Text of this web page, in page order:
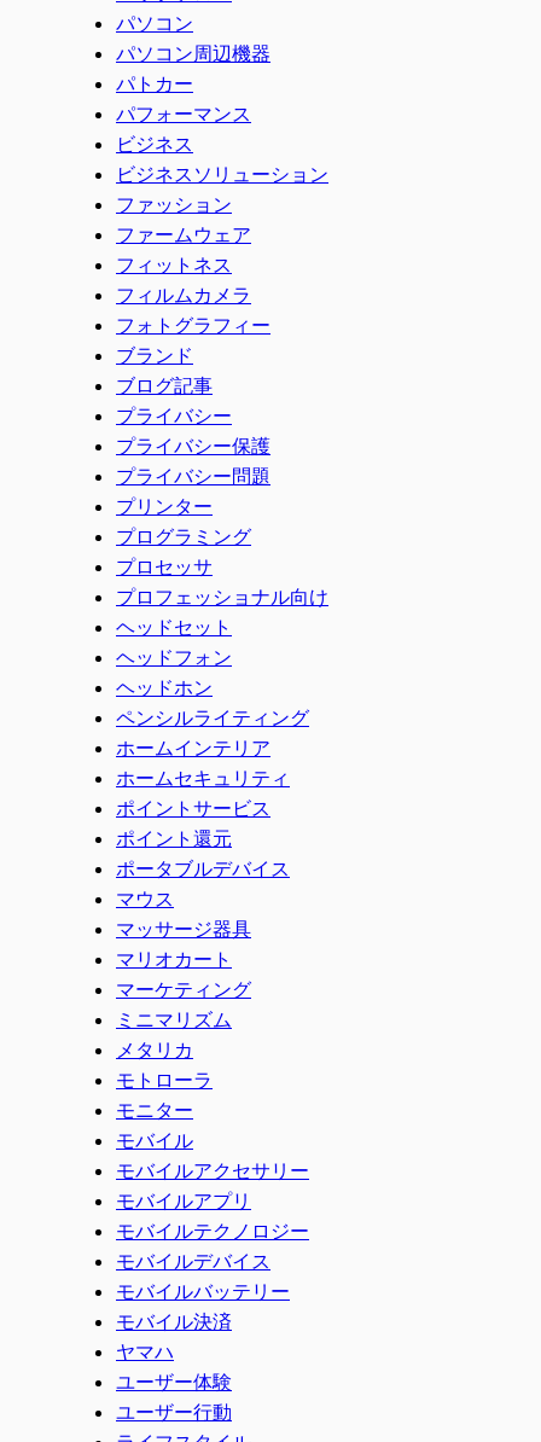
パソコン
パソコン周辺機器
パトカー
パフォーマンス
ビジネス
ビジネスソリューション
ファッション
ファームウェア
フィットネス
フィルムカメラ
フォトグラフィー
ブランド
ブログ記事
プライバシー
プライバシー保護
プライバシー問題
プリンター
プログラミング
プロセッサ
プロフェッショナル向け
ヘッドセット
ヘッドフォン
ヘッドホン
ペンシルライティング
ホームインテリア
ホームセキュリティ
ポイントサービス
ポイント還元
ポータブルデバイス
マウス
マッサージ器具
マリオカート
マーケティング
ミニマリズム
メタリカ
モトローラ
モニター
モバイル
モバイルアクセサリー
モバイルアプリ
モバイルテクノロジー
モバイルデバイス
モバイルバッテリー
モバイル決済
ヤマハ
ユーザー体験
ユーザー行動